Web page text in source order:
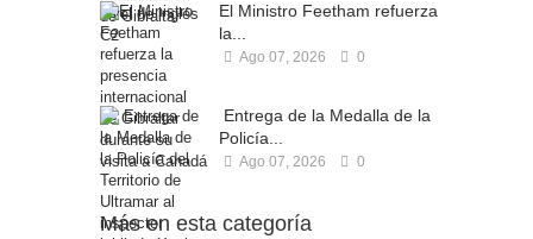
El Ministro Feetham refuerza
la...
Ago 07, 2026 0
Entrega de la Medalla de la
Policía...
Ago 07, 2026 0
Más en esta categoría